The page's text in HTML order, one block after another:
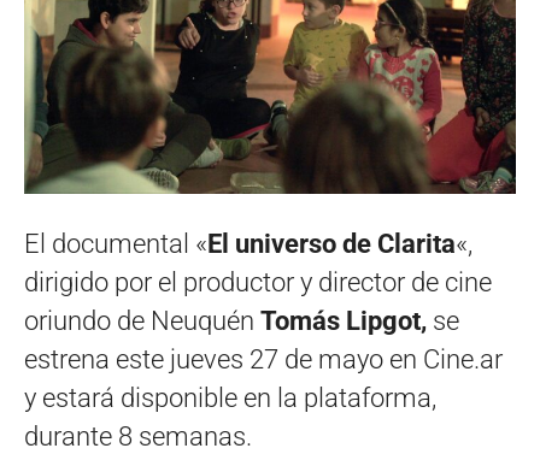
El documental «El universo de Clarita«,
dirigido por el productor y director de cine
oriundo de Neuquén Tomás Lipgot, se
estrena este jueves 27 de mayo en Cine.ar
y estará disponible en la plataforma,
durante 8 semanas.